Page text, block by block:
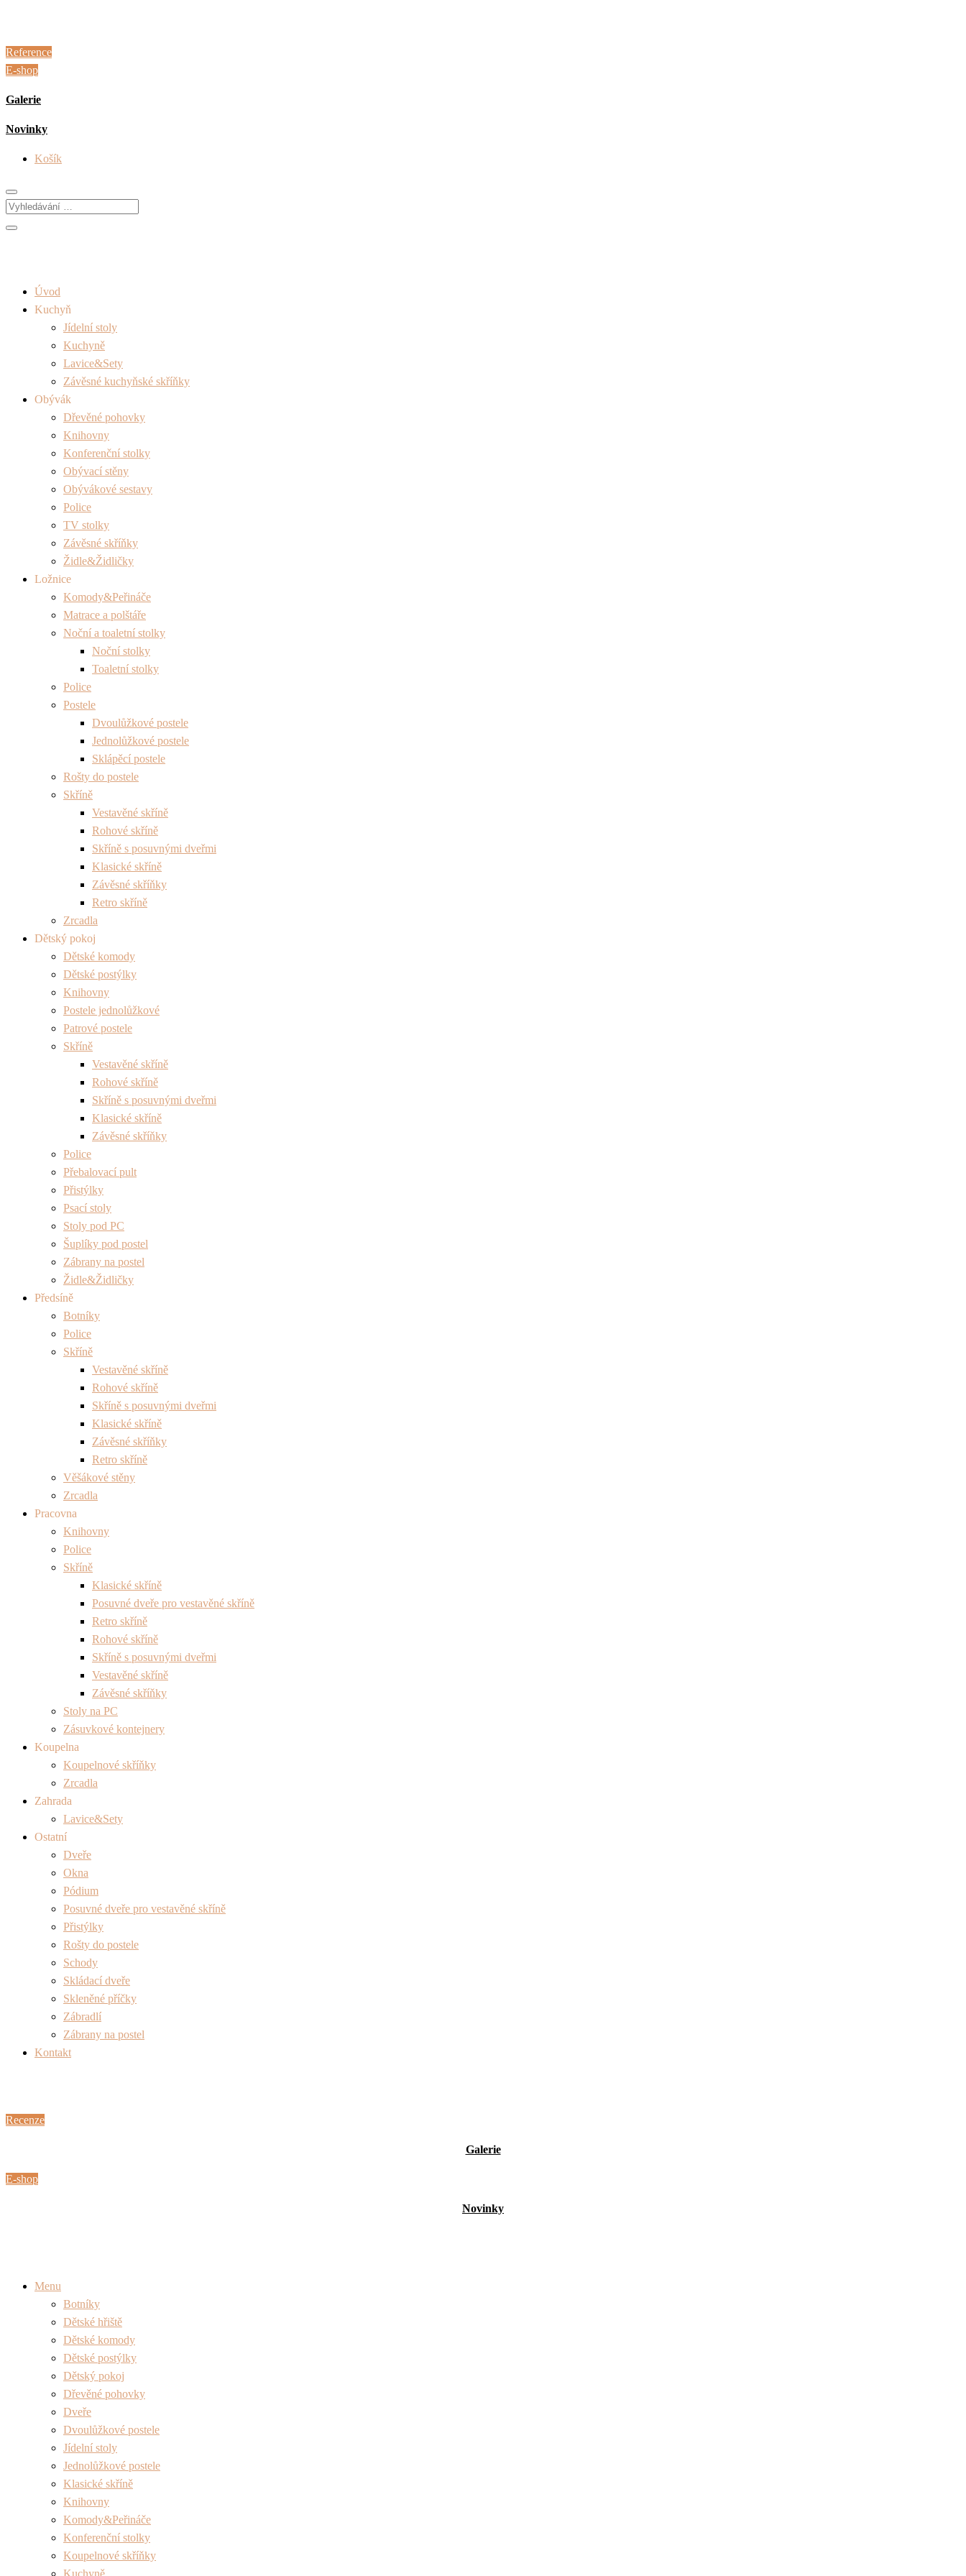
Reference
E-shop
Galerie
Novinky
Košík
Úvod
Kuchyň
Jídelní stoly
Kuchyně
Lavice&Sety
Závěsné kuchyňské skříňky
Obývák
Dřevěné pohovky
Knihovny
Konferenční stolky
Obývací stěny
Obývákové sestavy
Police
TV stolky
Závěsné skříňky
Židle&Židličky
Ložnice
Komody&Peřináče
Matrace a polštáře
Noční a toaletní stolky
Noční stolky
Toaletní stolky
Police
Postele
Dvoulůžkové postele
Jednolůžkové postele
Sklápěcí postele
Rošty do postele
Skříně
Vestavěné skříně
Rohové skříně
Skříně s posuvnými dveřmi
Klasické skříně
Závěsné skříňky
Retro skříně
Zrcadla
Dětský pokoj
Dětské komody
Dětské postýlky
Knihovny
Postele jednolůžkové
Patrové postele
Skříně
Vestavěné skříně
Rohové skříně
Skříně s posuvnými dveřmi
Klasické skříně
Závěsné skříňky
Police
Přebalovací pult
Přistýlky
Psací stoly
Stoly pod PC
Šuplíky pod postel
Zábrany na postel
Židle&Židličky
Předsíně
Botníky
Police
Skříně
Vestavěné skříně
Rohové skříně
Skříně s posuvnými dveřmi
Klasické skříně
Závěsné skříňky
Retro skříně
Věšákové stěny
Zrcadla
Pracovna
Knihovny
Police
Skříně
Klasické skříně
Posuvné dveře pro vestavěné skříně
Retro skříně
Rohové skříně
Skříně s posuvnými dveřmi
Vestavěné skříně
Závěsné skříňky
Stoly na PC
Zásuvkové kontejnery
Koupelna
Koupelnové skříňky
Zrcadla
Zahrada
Lavice&Sety
Ostatní
Dveře
Okna
Pódium
Posuvné dveře pro vestavěné skříně
Přistýlky
Rošty do postele
Schody
Skládací dveře
Skleněné příčky
Zábradlí
Zábrany na postel
Kontakt
Recenze
Galerie
E-shop
Novinky
Menu
Botníky
Dětské hřiště
Dětské komody
Dětské postýlky
Dětský pokoj
Dřevěné pohovky
Dveře
Dvoulůžkové postele
Jídelní stoly
Jednolůžkové postele
Klasické skříně
Knihovny
Komody&Peřináče
Konferenční stolky
Koupelnové skříňky